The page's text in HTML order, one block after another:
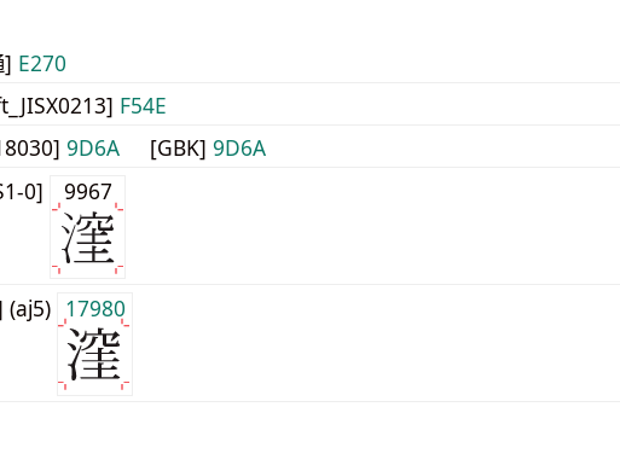
] E270
F54E
9D6A [GBK] 9D6A
0] 9967
(aj5) 17980